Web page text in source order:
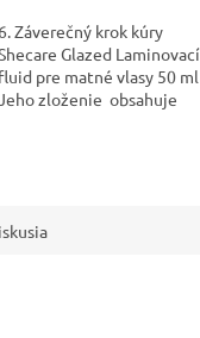
6. Záverečný krok kúry
Glazed Laminovací
fluid pre matné vlasy 50 ml
zloženie obsahuje